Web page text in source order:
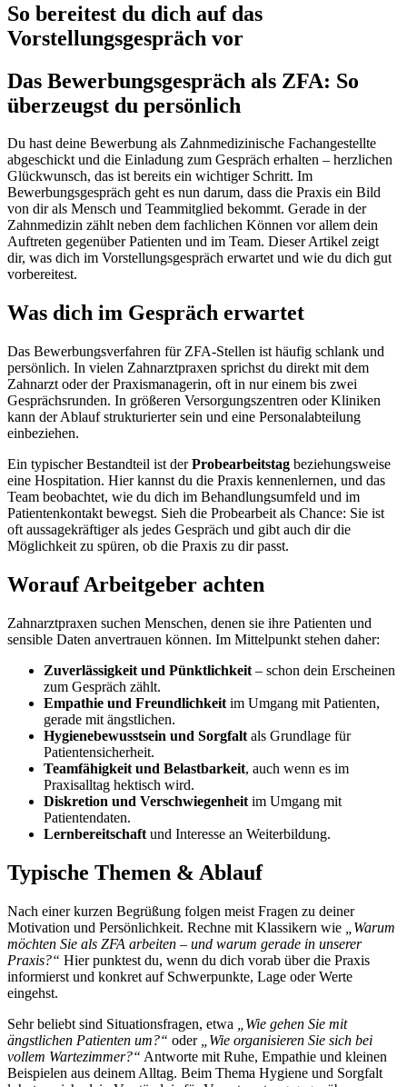
So bereitest du dich auf das
Vorstellungsgespräch vor
Das Bewerbungsgespräch als ZFA: So
überzeugst du persönlich
Du hast deine Bewerbung als Zahnmedizinische Fachangestellte
abgeschickt und die Einladung zum Gespräch erhalten – herzlichen
Glückwunsch, das ist bereits ein wichtiger Schritt. Im
Bewerbungsgespräch geht es nun darum, dass die Praxis ein Bild
von dir als Mensch und Teammitglied bekommt. Gerade in der
Zahnmedizin zählt neben dem fachlichen Können vor allem dein
Auftreten gegenüber Patienten und im Team. Dieser Artikel zeigt
dir, was dich im Vorstellungsgespräch erwartet und wie du dich gut
vorbereitest.
Was dich im Gespräch erwartet
Das Bewerbungsverfahren für ZFA-Stellen ist häufig schlank und
persönlich. In vielen Zahnarztpraxen sprichst du direkt mit dem
Zahnarzt oder der Praxismanagerin, oft in nur einem bis zwei
Gesprächsrunden. In größeren Versorgungszentren oder Kliniken
kann der Ablauf strukturierter sein und eine Personalabteilung
einbeziehen.
Ein typischer Bestandteil ist derProbearbeitstag beziehungsweise
eine Hospitation. Hier kannst du die Praxis kennenlernen, und das
Team beobachtet, wie du dich im Behandlungsumfeld und im
Patientenkontakt bewegst. Sieh die Probearbeit als Chance: Sie ist
oft aussagekräftiger als jedes Gespräch und gibt auch dir die
Möglichkeit zu spüren, ob die Praxis zu dir passt.
Worauf Arbeitgeber achten
Zahnarztpraxen suchen Menschen, denen sie ihre Patienten und
sensible Daten anvertrauen können. Im Mittelpunkt stehen daher:
Zuverlässigkeit und Pünktlichkeit – schon dein Erscheinen
zum Gespräch zählt.
Empathie und Freundlichkeit im Umgang mit Patienten,
gerade mit ängstlichen.
Hygienebewusstsein und Sorgfalt als Grundlage für
Patientensicherheit.
Teamfähigkeit und Belastbarkeit, auch wenn es im
Praxisalltag hektisch wird.
Diskretion und Verschwiegenheit im Umgang mit
Patientendaten.
Lernbereitschaft und Interesse an Weiterbildung.
Typische Themen & Ablauf
Nach einer kurzen Begrüßung folgen meist Fragen zu deiner
Motivation und Persönlichkeit. Rechne mit Klassikern wie
„Warum
möchten Sie als ZFA arbeiten – und warum gerade in unserer
Praxis?“ Hier punktest du, wenn du dich vorab über die Praxis
informierst und konkret auf Schwerpunkte, Lage oder Werte
eingehst.
Sehr beliebt sind Situationsfragen, etwa
„Wie gehen Sie mit
ängstlichen Patienten um?“ oder
„Wie organisieren Sie sich bei
vollem Wartezimmer?“ Antworte mit Ruhe, Empathie und kleinen
Beispielen aus deinem Alltag. Beim Thema Hygiene und Sorgfalt